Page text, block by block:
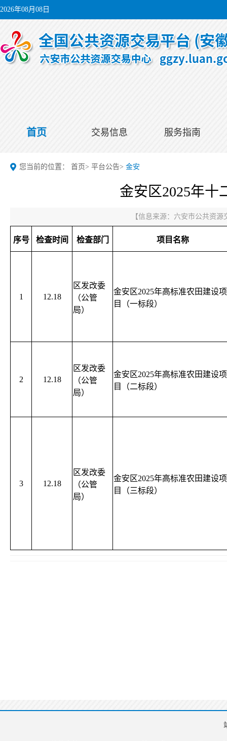
2026年08月08日
首页 交易信息 服务指南
您当前的位置： 首页> 平台公告> 金安
金安区2025年十
【信息来源： 六安市公共资源
序号 检查时间 检查部门 项目名称
1 12.18
区发改委
（公管
局）
金安区2025年高标准农田建设项
目（一标段）
2 12.18
区发改委
（公管
局）
金安区2025年高标准农田建设项
目（二标段）
3 12.18
区发改委
（公管
局）
金安区2025年高标准农田建设项
目（三标段）